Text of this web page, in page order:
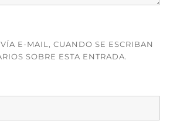
E-MAIL, CUANDO SE ESCRIBAN
SOBRE ESTA ENTRADA.